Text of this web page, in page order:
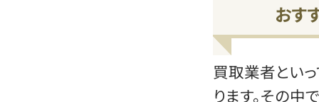
おす
買取業者とい
ります。その